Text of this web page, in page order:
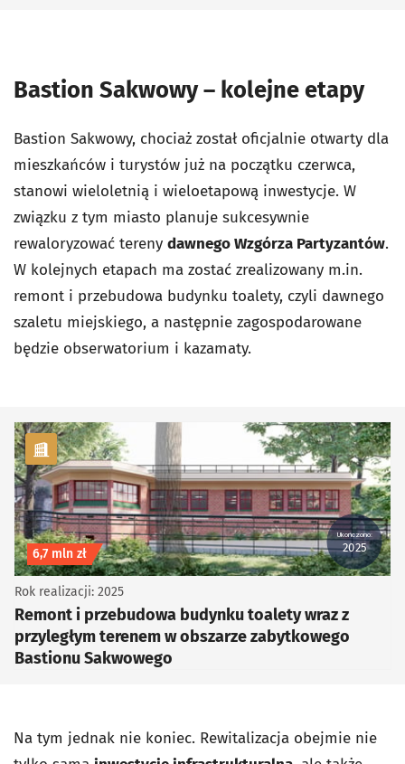
Bastion Sakwowy – kolejne etapy
Bastion Sakwowy, chociaż został oficjalnie otwarty dla
mieszkańców i turystów już na początku czerwca,
stanowi wieloletnią i wieloetapową inwestycje. W
związku z tym miasto planuje sukcesywnie
rewaloryzować tereny dawnego Wzgórza Partyzantów.
W kolejnych etapach ma zostać zrealizowany m.in.
remont i przebudowa budynku toalety, czyli dawnego
szaletu miejskiego, a następnie zagospodarowane
będzie obserwatorium i kazamaty.
kategoria Infrastruktura
Ukończono:
2025
Koszt inwestycji
6,7 mln zł
Remont i przebudowa budynku toalety wraz z
przyległym terenem w obszarze zabytkowego
Bastionu Sakwowego
Rok realizacji: 2025
Na tym jednak nie koniec. Rewitalizacja obejmie nie